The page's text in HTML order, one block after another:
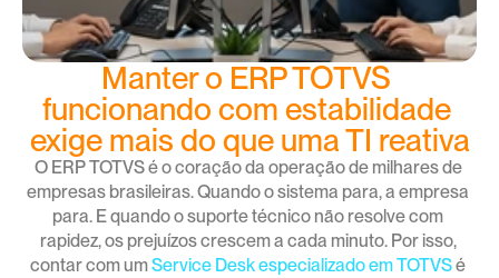
Manter o ERP TOTVS
funcionando com estabilidade
exige mais do que uma TI reativa
O ERP TOTVS é o coração da operação de milhares de
empresas brasileiras. Quando o sistema para, a empresa
para. E quando o suporte técnico não resolve com
rapidez, os prejuízos crescem a cada minuto. Por isso,
contar com um Service Desk especializado em TOTVS é